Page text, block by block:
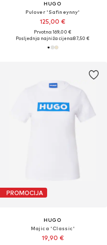
HUGO
Pulover 'Safineynny'
125,00 €
Prvotno: 169,00 €
Posljednja najniža cijena:87,50 €
PROMOCIJA
HUGO
Majica 'Classic'
19,90 €